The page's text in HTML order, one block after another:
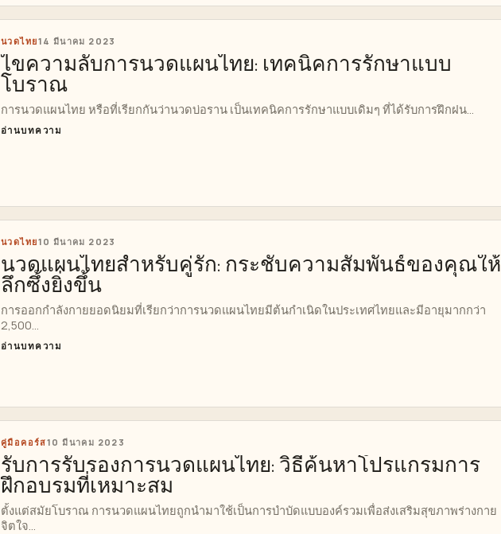
นวดไทย14 มีนาคม 2023
ไขความลับการนวดแผนไทย: เทคนิคการรักษาแบบ
โบราณ
การนวดแผนไทย หรือที่เรียกกันว่านวดบ่อราน เป็นเทคนิคการรักษาแบบเดิมๆ ที่ได้รับการฝึกฝน...
อ่านบทความ
นวดไทย10 มีนาคม 2023
นวดแผนไทยสำหรับคู่รัก: กระชับความสัมพันธ์ของคุณให้
ลึกซึ้งยิ่งขึ้น
การออกกำลังกายยอดนิยมที่เรียกว่าการนวดแผนไทยมีต้นกำเนิดในประเทศไทยและมีอายุมากกว่า
2,500...
อ่านบทความ
คู่มือคอร์ส10 มีนาคม 2023
รับการรับรองการนวดแผนไทย: วิธีค้นหาโปรแกรมการ
ฝึกอบรมที่เหมาะสม
ตั้งแต่สมัยโบราณ การนวดแผนไทยถูกนำมาใช้เป็นการบำบัดแบบองค์รวมเพื่อส่งเสริมสุขภาพร่างกาย
จิตใจ...